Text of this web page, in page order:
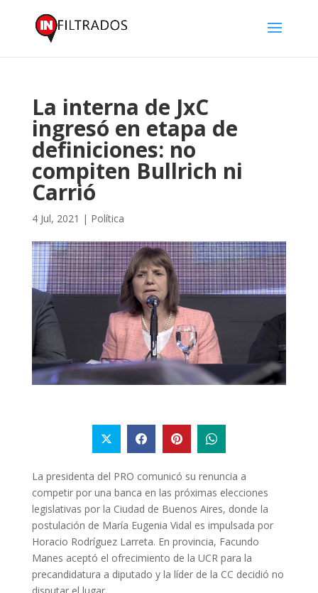
La interna de JxC
ingresó en etapa de
definiciones: no
compiten Bullrich ni
Carrió
4 Jul, 2021 | Política
La presidenta del PRO comunicó su renuncia a
competir por una banca en las próximas elecciones
legislativas por la Ciudad de Buenos Aires, donde la
postulación de María Eugenia Vidal es impulsada por
Horacio Rodríguez Larreta. En provincia, Facundo
Manes aceptó el ofrecimiento de la UCR para la
precandidatura a diputado y la líder de la CC decidió no